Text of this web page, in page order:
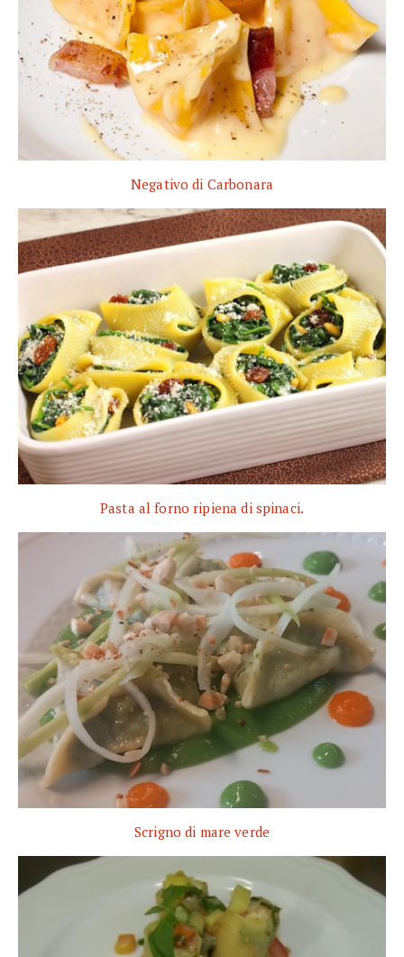
Negativo di Carbonara
Pasta al forno ripiena di spinaci.
Scrigno di mare verde